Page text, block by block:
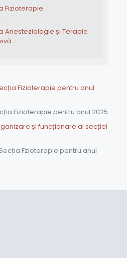
Fizioterapie
Anesteziologie și Terapie
Fizioterapie pentru anul
Fizioterapie pentru anul 2025
și funcționare al secției
Fzioterapie pentru anul